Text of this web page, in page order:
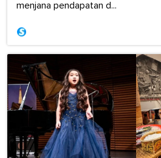
menjana pendapatan d...